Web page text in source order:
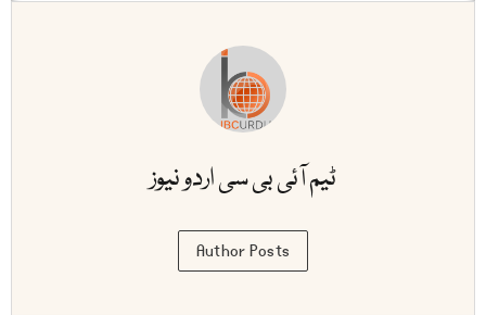
ٹیم آئی بی سی اردو نیوز
Author Posts